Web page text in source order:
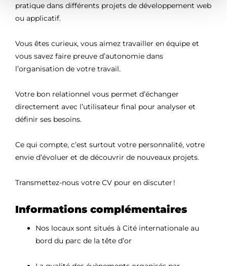
pratique dans différents projets de développement web
ou applicatif.
Vous êtes curieux, vous aimez travailler en équipe et
vous savez faire preuve d’autonomie dans
l’organisation de votre travail.
Votre bon relationnel vous permet d’échanger
directement avec l’utilisateur final pour analyser et
définir ses besoins.
Ce qui compte, c’est surtout votre personnalité, votre
envie d’évoluer et de découvrir de nouveaux projets.
Transmettez-nous votre CV pour en discuter !
Informations complémentaires
Nos locaux sont situés à Cité internationale au
bord du parc de la tête d’or